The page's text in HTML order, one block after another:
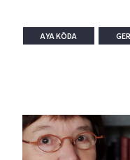
AYA KŌDA